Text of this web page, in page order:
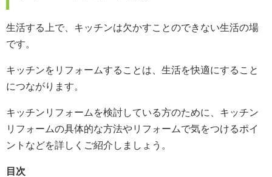
生活する上で、キッチンは欠かすことのできない生活の場
です。
キッチンをリフォームすることは、生活を快適にすること
につながります。
キッチンリフォームを検討している方のために、キッチン
リフォームの具体的な方法やリフォームで気をつけるポイ
ントなどを詳しくご紹介しましょう。
目次